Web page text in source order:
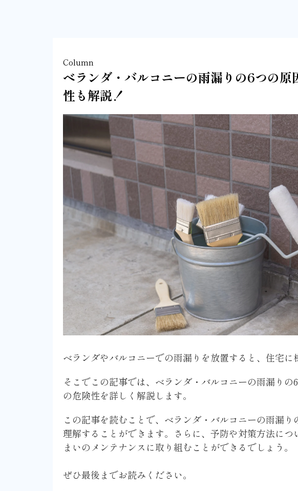
Column
ベランダ・バルコニーの雨漏りの6つの
性も解説！
ベランダやバルコニーでの雨漏りを放置すると、住宅に
そこでこの記事では、ベランダ・バルコニーの雨漏り
の危険性を詳しく解説します。
この記事を読むことで、ベランダ・バルコニーの雨漏
理解することができます。さらに、予防や対策方法に
まいのメンテナンスに取り組むことができるでしょう。
ぜひ最後までお読みください。